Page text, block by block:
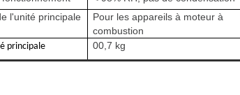
l'unité principale
Pour les appareils à moteur à
combustion
principale 00,7 kg